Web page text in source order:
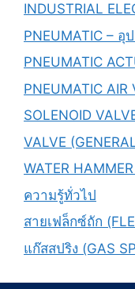
INDUSTRIAL
PNEUMATIC –
PNEUMATIC
PNEUMATIC AIR
SOLENOID
VALVE
WATER
ความรู้ทั่วไป
สายเฟล็กซ์ถัก
แก๊สสปริง (GAS